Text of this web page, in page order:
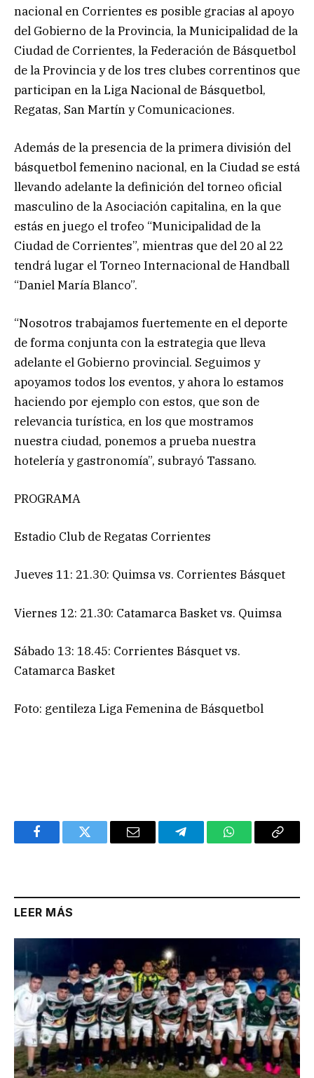
nacional en Corrientes es posible gracias al apoyo
del Gobierno de la Provincia, la Municipalidad de la
Ciudad de Corrientes, la Federación de Básquetbol
de la Provincia y de los tres clubes correntinos que
participan en la Liga Nacional de Básquetbol,
Regatas, San Martín y Comunicaciones.
Además de la presencia de la primera división del
básquetbol femenino nacional, en la Ciudad se está
llevando adelante la definición del torneo oficial
masculino de la Asociación capitalina, en la que
estás en juego el trofeo “Municipalidad de la
Ciudad de Corrientes”, mientras que del 20 al 22
tendrá lugar el Torneo Internacional de Handball
“Daniel María Blanco”.
“Nosotros trabajamos fuertemente en el deporte
de forma conjunta con la estrategia que lleva
adelante el Gobierno provincial. Seguimos y
apoyamos todos los eventos, y ahora lo estamos
haciendo por ejemplo con estos, que son de
relevancia turística, en los que mostramos
nuestra ciudad, ponemos a prueba nuestra
hotelería y gastronomía”, subrayó Tassano.
PROGRAMA
Estadio Club de Regatas Corrientes
Jueves 11: 21.30: Quimsa vs. Corrientes Básquet
Viernes 12: 21.30: Catamarca Basket vs. Quimsa
Sábado 13: 18.45: Corrientes Básquet vs.
Catamarca Basket
Foto: gentileza Liga Femenina de Básquetbol
FacebookTwitter Email TelegramWhatsAppCopy
LEER MÁS